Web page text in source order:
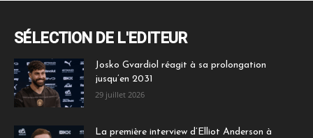
SÉLECTION DE L'EDITEUR
Josko Gvardiol réagit à sa prolongation
jusqu’en 2031
29 juillet 2026
La première interview d’Elliot Anderson à